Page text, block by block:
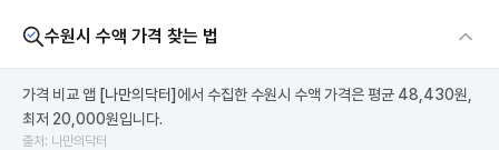
수원시 수액 가격 찾는 법
가격 비교 앱 [나만의닥터] 에서 수집한 수원시 수액 가격은 평균 48,430원,
최저 20,000원입니다.
출처: 나만의닥터